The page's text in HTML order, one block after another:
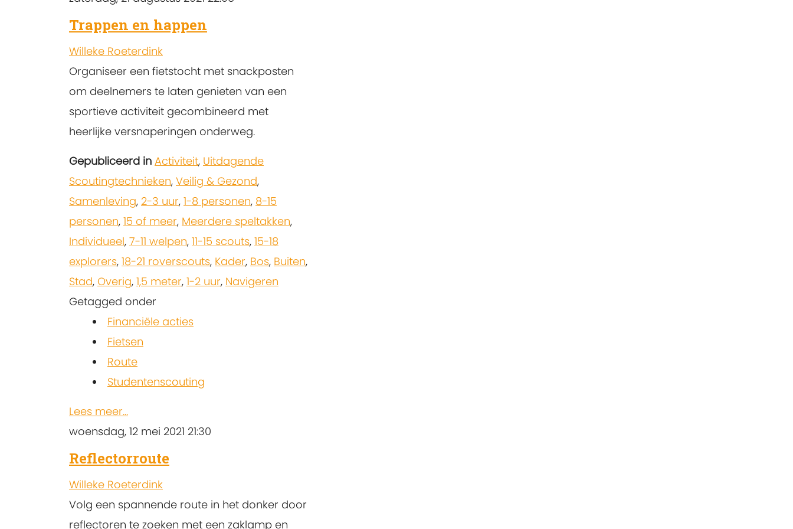
Trappen en happen
Willeke Roeterdink
Organiseer een fietstocht met snackposten
om deelnemers te laten genieten van een
sportieve activiteit gecombineerd met
heerlijke versnaperingen onderweg.
Gepubliceerd in Activiteit, Uitdagende
Scoutingtechnieken, Veilig & Gezond,
Samenleving, 2-3 uur, 1-8 personen, 8-15
personen, 15 of meer, Meerdere speltakken,
Individueel, 7-11 welpen, 11-15 scouts, 15-18
explorers, 18-21 roverscouts, Kader, Bos, Buiten,
Stad, Overig, 1,5 meter, 1-2 uur, Navigeren
Getagged onder
Financiële acties
Fietsen
Route
Studentenscouting
Lees meer...
woensdag, 12 mei 2021 21:30
Reflectorroute
Willeke Roeterdink
Volg een spannende route in het donker door
reflectoren te zoeken met een zaklamp en